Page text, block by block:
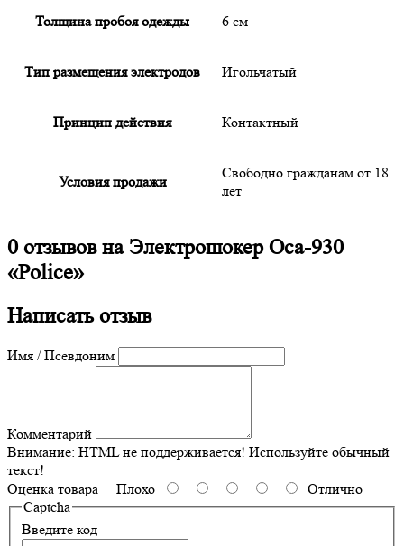
Толщина пробоя одежды 6 см
Тип размещения электродов Игольчатый
Принцип действия Контактный
Условия продажи
Свободно гражданам от 18
лет
0 отзывов наЭлектрошокер Оса-930
«Police»
Написать отзыв
Имя / Псевдоним
Комментарий
Внимание: HTML не поддерживается! Используйте обычный
текст!
Оценка товара Плохо
Отлично
Captcha
Введите код